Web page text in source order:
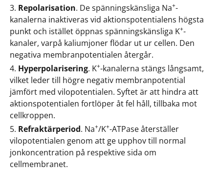
Repolarisation. De spänningskänsliga Na+-
kanalerna inaktiveras vid aktionspotentialens högsta
punkt och istället öppnas spänningskänsliga K+-
kanaler, varpå kaliumjoner flödar ut ur cellen. Den
negativa membranpotentialen återgår.
Hyperpolarisering. K+-kanalerna stängs långsamt,
vilket leder till högre negativ membranpotential
jämfört med vilopotentialen. Syftet är att hindra att
aktionspotentialen fortlöper åt fel håll, tillbaka mot
cellkroppen.
Refraktärperiod. Na+/K+-ATPase återställer
vilopotentialen genom att ge upphov till normal
jonkoncentration på respektive sida om
cellmembranet.